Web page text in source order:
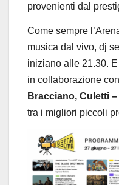
provenienti dal
Come sempre
musica dal vivo, dj
iniziano alle 21.30.
in collaborazione con
Bracciano, Culetti –
tra i migliori piccoli